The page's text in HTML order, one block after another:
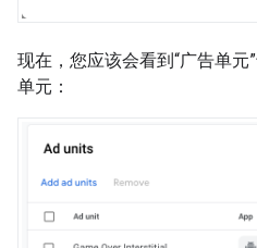
现在，您应该会看到“广告单
单元：